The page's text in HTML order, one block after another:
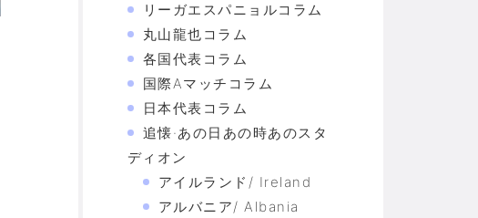
リーガエスパニョルコラム
丸山龍也コラム
各国代表コラム
国際Aマッチコラム
日本代表コラム
追懐·あの日あの時あのスタ
ディオン
アイルランド/ Ireland
アルバニア/ Albania